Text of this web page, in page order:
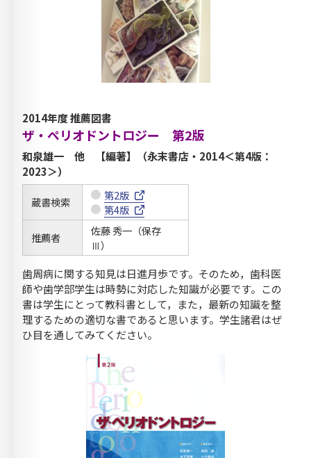
2014年度 推薦図書
ザ・ペリオドントロジー 第2版
和泉雄一 他 【編著】（永末書店・2014＜第4版：
2023＞）
蔵書検索
第2版
第4版
推薦者
佐藤 秀一（保存
Ⅲ）
歯周病に関する知見は日進月歩です。そのため，歯科医
師や歯学部学生は時勢に対応した知識が必要です。この
書は学生にとって教科書として，また，最新の知識を整
理するための適切な書であると思います。学生諸君はぜ
ひ目を通してみてください。